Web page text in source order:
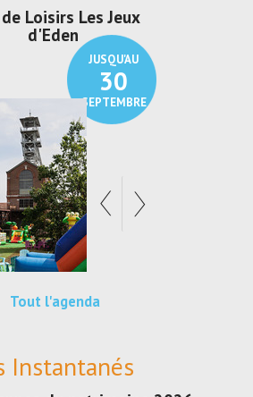
JUSQU'AU
21
SEPTEMBRE
"Lucien Jonas -
pays du charbon ...
Tout l'agenda
Instantanés